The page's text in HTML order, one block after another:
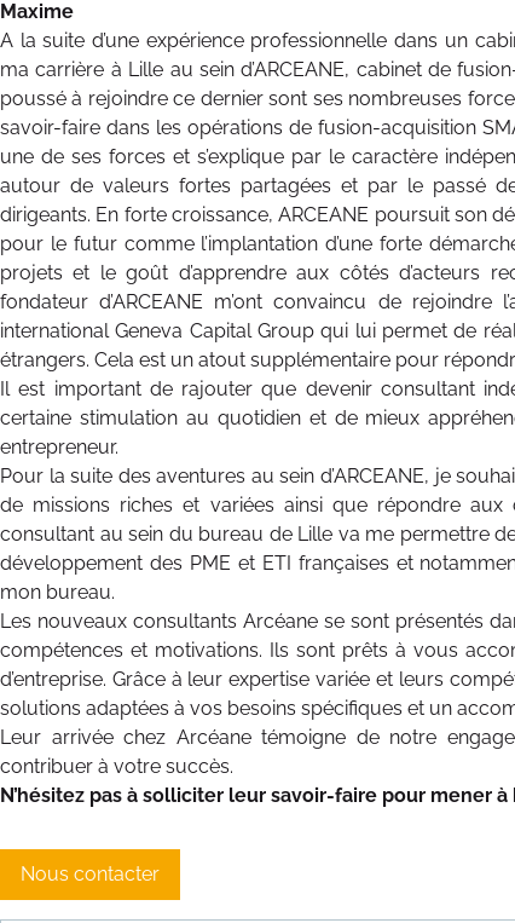
Maxime
A la suite d’une expérience professionnelle dans un
ma carrière à Lille au sein d’ARCEANE, cabinet de
poussé à rejoindre ce dernier sont ses nombreuses
savoir-faire dans les opérations de fusion-acquisition
une de ses forces et s’explique par le caractère
autour de valeurs fortes partagées et par le passé
dirigeants. En forte croissance, ARCEANE poursuit son
pour le futur comme l’implantation d’une forte
projets et le goût d’apprendre aux côtés d’acteurs
fondateur d’ARCEANE m’ont convaincu de
international Geneva Capital Group qui lui permet de
étrangers. Cela est un atout supplémentaire pour
Il est important de rajouter que devenir consultant
certaine stimulation au quotidien et de mieux
entrepreneur.
Pour la suite des aventures au sein d’ARCEANE, je
de missions riches et variées ainsi que répondre
consultant au sein du bureau de Lille va me permettre
développement des PME et ETI françaises et
mon bureau.
Les nouveaux consultants Arcéane se sont présentés
compétences et motivations. Ils sont prêts à vous
d’entreprise. Grâce à leur expertise variée et leurs
solutions adaptées à vos besoins spécifiques et un
Leur arrivée chez Arcéane témoigne de notre
contribuer à votre succès.
N’hésitez pas à solliciter leur savoir-faire pour mener
Nous contacter